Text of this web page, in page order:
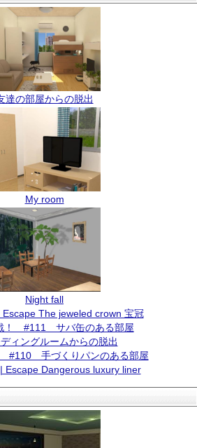
達の部屋からの脱出
My room
Night fall
Escape The jeweled crown 宝冠
！ #111 サバ缶のある部屋
ディングルームからの脱出
#110 手づくりパンのある部屋
Escape Dangerous luxury liner